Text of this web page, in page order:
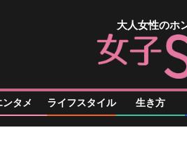
大人女性のホ
ンタメ ライフスタイル 生き方